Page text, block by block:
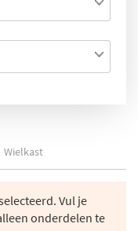
Wielkast
Vul je
onderdelen te